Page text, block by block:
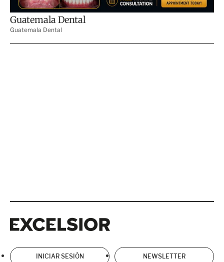
INICIAR SESIÓN NEWSLETTER